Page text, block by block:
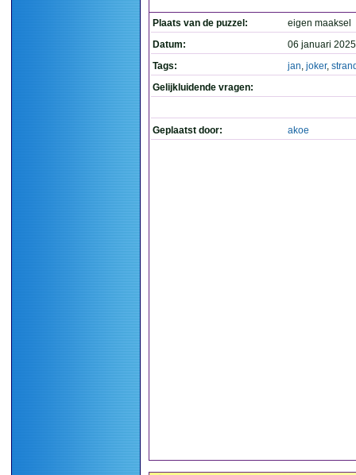
Plaats van de puzzel:
eigen maaksel
Datum:
06 januari
Tags:
jan, joker,
Gelijkluidende vragen:
Geplaatst door: akoe